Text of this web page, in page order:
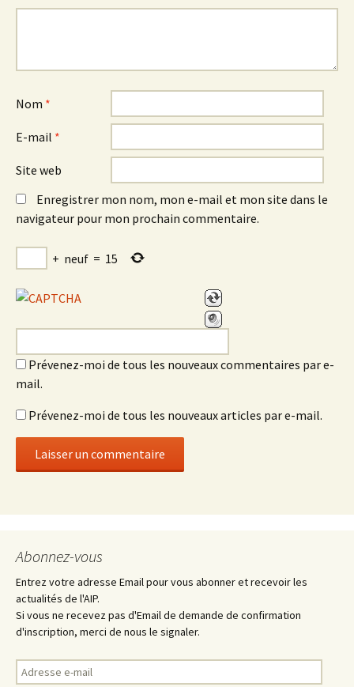
Nom *
E-mail *
Site web
Enregistrer mon nom, mon e-mail et mon site dans le
navigateur pour mon prochain commentaire.
+ neuf = 15
Prévenez-moi de tous les nouveaux commentaires par e-
mail.
Prévenez-moi de tous les nouveaux articles par e-mail.
Abonnez-vous
Entrez votre adresse Email pour vous abonner et recevoir les
actualités de l'AIP.
Si vous ne recevez pas d'Email de demande de confirmation
d'inscription, merci de nous le signaler.
Adresse
e-